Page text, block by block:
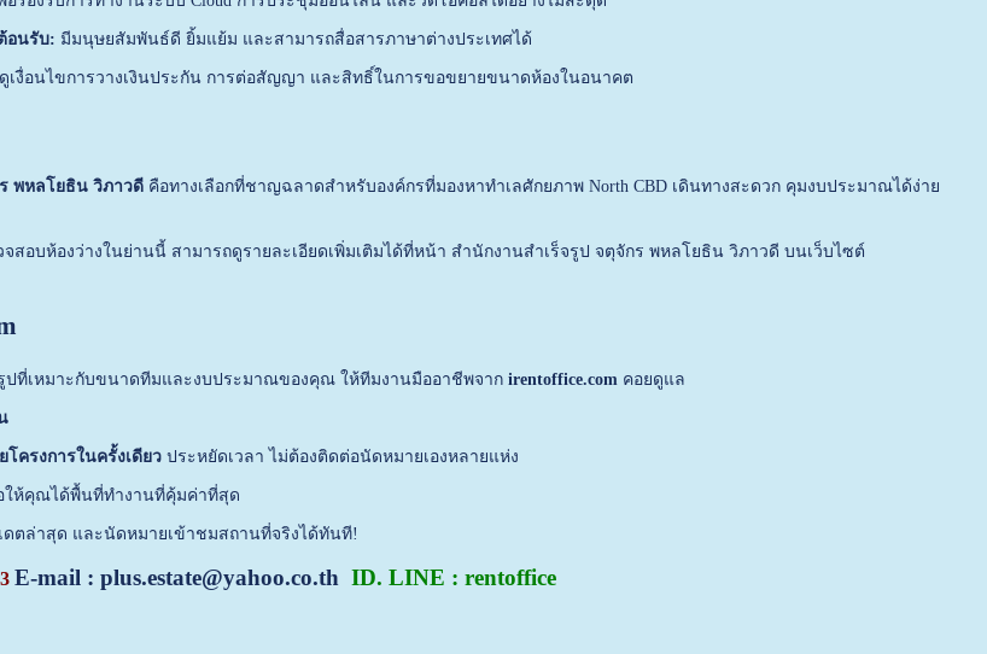
อนรับ: มีมนุษยสัมพันธ์ดี ยิ้มแย้ม และสามารถสื่อสารภาษาต่างประเทศได้
ดูเงื่อนไขการวางเงินประกัน การต่อสัญญา และสิทธิ์ในการขอขยายขนาดห้องในอนาคต
พหลโยธิน วิภาวดีคือทางเลือกที่ชาญฉลาดสำหรับองค์กรที่มองหาทำเลศักยภาพ North CBD เดินทางสะดวก คุมงบประมาณได้ง่าย
อบห้องว่างในย่านนี้ สามารถดูรายละเอียดเพิ่มเติมได้ที่หน้า สำนักงานสำเร็จรูป จตุจักร พหลโยธิน วิภาวดี บนเว็บไซต์
ที่เหมาะกับขนาดทีมและงบประมาณของคุณ ให้ทีมงานมืออาชีพจาก irentoffice.comคอยดูแล
ครงการในครั้งเดียวประหยัดเวลา ไม่ต้องติดต่อนัดหมายเองหลายแห่ง
ให้คุณได้พื้นที่ทำงานที่คุ้มค่าที่สุด
ดตล่าสุด และนัดหมายเข้าชมสถานที่จริงได้ทันที!
E-mail : plus.estate@yahoo.co.th ID. LINE : rentoffice